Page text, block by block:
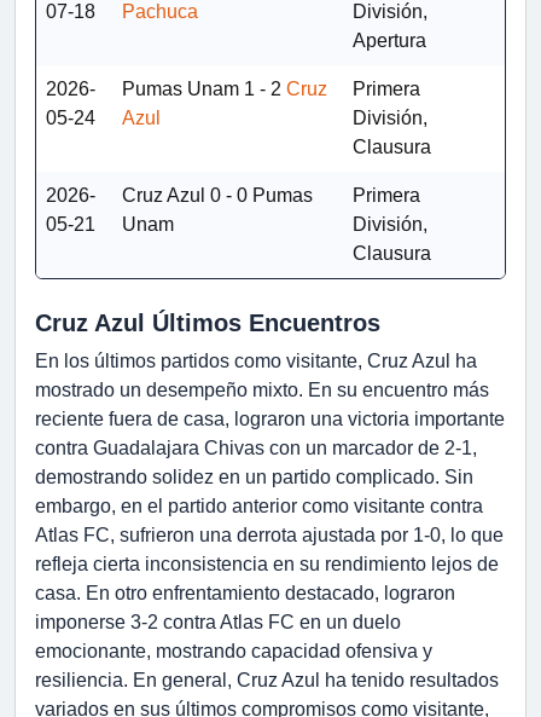
07-18 Pachuca
División,
Apertura
2026-
05-24
Pumas Unam 1 - 2 Cruz
Azul
Primera
División,
Clausura
2026-
05-21
Cruz Azul 0 - 0 Pumas
Unam
Primera
División,
Clausura
Cruz Azul Últimos Encuentros
En los últimos partidos como visitante, Cruz Azul ha
mostrado un desempeño mixto. En su encuentro más
reciente fuera de casa, lograron una victoria importante
contra Guadalajara Chivas con un marcador de 2-1,
demostrando solidez en un partido complicado. Sin
embargo, en el partido anterior como visitante contra
Atlas FC, sufrieron una derrota ajustada por 1-0, lo que
refleja cierta inconsistencia en su rendimiento lejos de
casa. En otro enfrentamiento destacado, lograron
imponerse 3-2 contra Atlas FC en un duelo
emocionante, mostrando capacidad ofensiva y
resiliencia. En general, Cruz Azul ha tenido resultados
variados en sus últimos compromisos como visitante,